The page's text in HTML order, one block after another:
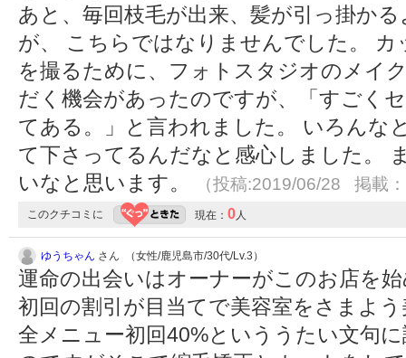
あと、毎回枝毛が出来、髪が引っ掛か
が、 こちらではなりませんでした。 カ
を撮るために、フォトスタジオのメイ
だく機会があったのですが、「すごく
てある。」と言われました。 いろんな
て下さってるんだなと感心しました。
いなと思います。
（投稿:2019/06/28 掲載
このクチコミに 現在： 0人
ゆうちゃん さん （女性/鹿児島市/30代/Lv.3）
運命の出会いはオーナーがこのお店を
初回の割引が目当てで美容室をさまよ
全メニュー初回40%といううたい文句